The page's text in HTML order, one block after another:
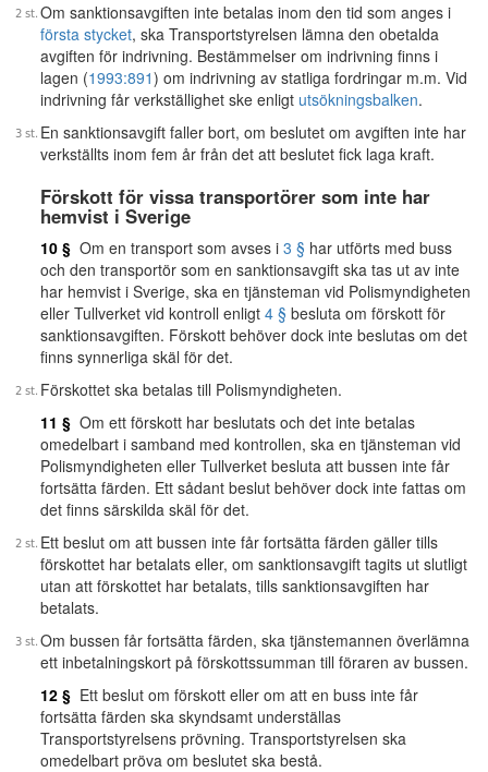
Om sanktionsavgiften inte betalas inom den tid som anges i
första stycket, ska Transportstyrelsen lämna den obetalda
avgiften för indrivning. Bestämmelser om indrivning finns i
lagen (1993:891) om indrivning av statliga fordringar m.m. Vid
indrivning får verkställighet ske enligt utsökningsbalken.
En sanktionsavgift faller bort, om beslutet om avgiften inte har
verkställts inom fem år från det att beslutet fick laga kraft.
Förskott för vissa transportörer som inte har
hemvist i Sverige
10 § Om en transport som avses i 3 § har utförts med buss
och den transportör som en sanktionsavgift ska tas ut av inte
har hemvist i Sverige, ska en tjänsteman vid Polismyndigheten
eller Tullverket vid kontroll enligt 4 § besluta om förskott för
sanktionsavgiften. Förskott behöver dock inte beslutas om det
finns synnerliga skäl för det.
Förskottet ska betalas till Polismyndigheten.
11 § Om ett förskott har beslutats och det inte betalas
omedelbart i samband med kontrollen, ska en tjänsteman vid
Polismyndigheten eller Tullverket besluta att bussen inte får
fortsätta färden. Ett sådant beslut behöver dock inte fattas om
det finns särskilda skäl för det.
Ett beslut om att bussen inte får fortsätta färden gäller tills
förskottet har betalats eller, om sanktionsavgift tagits ut slutligt
utan att förskottet har betalats, tills sanktionsavgiften har
betalats.
Om bussen får fortsätta färden, ska tjänstemannen överlämna
ett inbetalningskort på förskottssumman till föraren av bussen.
12 § Ett beslut om förskott eller om att en buss inte får
fortsätta färden ska skyndsamt underställas
Transportstyrelsens prövning. Transportstyrelsen ska
omedelbart pröva om beslutet ska bestå.